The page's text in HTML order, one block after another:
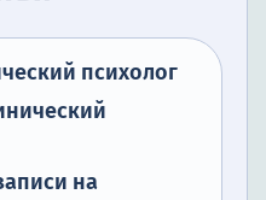
психолог
на